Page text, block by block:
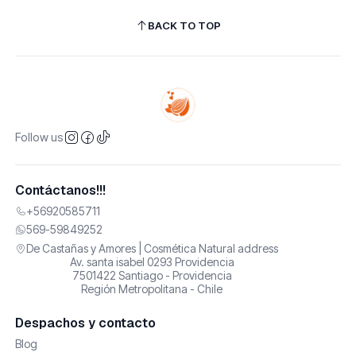
BACK TO TOP
Follow us
Contáctanos!!!
+56920585711
569-59849252
De Castañas y Amores | Cosmética Natural address
Av. santa isabel 0293 Providencia
7501422 Santiago - Providencia
Región Metropolitana - Chile
Despachos y contacto
Blog